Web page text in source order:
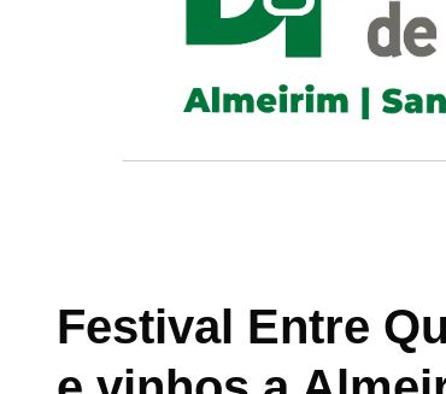
Festival Entre